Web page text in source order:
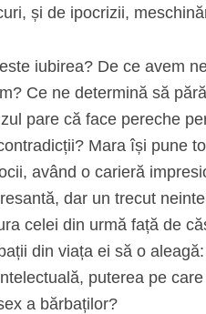
și de ipocrizii,
iubirea? De ce avem
Ce ne determină să
pare că face pereche
Mara își pune
având o carieră
dar un trecut
celei din urmă față de
din viața ei să o
puterea pe
a bărbaților?